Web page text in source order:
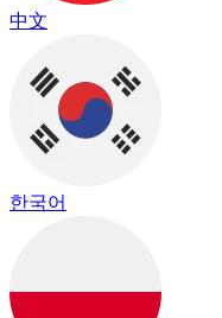
中文
한국어